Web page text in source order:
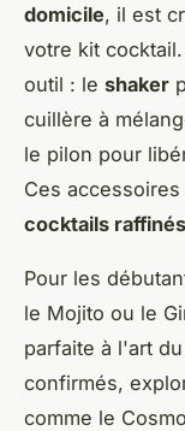
domicile, il est
votre kit
outil : le shaker
cuillère à
le pilon pour
Ces
cocktails raffinés
Pour les
le Mojito ou le
parfaite à l'art
confirmés,
comme le